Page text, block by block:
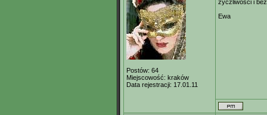
Postów: 64
Miejscowość: kraków
Data rejestracji: 17.01.11
życzliwości i
Ewa